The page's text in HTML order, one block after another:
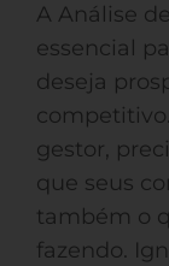
A Análise
essencial
deseja
gestor,
que seus
também o
fazendo.